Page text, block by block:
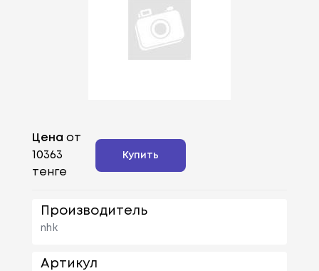
Цена от
10363
тенге
Купить
Производитель
nhk
Артикул